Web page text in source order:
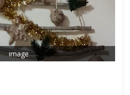
image